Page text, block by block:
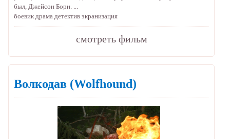
был, Джейсон Борн. ...
боевик драма детектив экранизация
cмотреть фильм
Волкодав (Wolfhound)